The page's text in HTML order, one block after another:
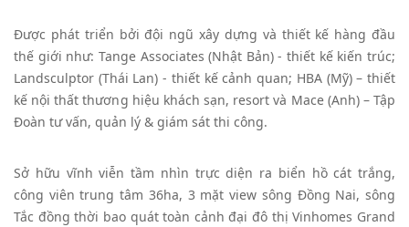
Được phát triển bởi đội ngũ xây dựng và thiết kế hàng đầu
thế giới như: Tange Associates (Nhật Bản) - thiết kế kiến trúc;
Landsculptor (Thái Lan) - thiết kế cảnh quan; HBA (Mỹ) – thiết
kế nội thất thương hiệu khách sạn, resort và Mace (Anh) – Tập
Đoàn tư vấn, quản lý & giám sát thi công.
Sở hữu vĩnh viễn tầm nhìn trực diện ra biển hồ cát trắng,
công viên trung tâm 36ha, 3 mặt view sông Đồng Nai, sông
Tắc đồng thời bao quát toàn cảnh đại đô thị Vinhomes Grand